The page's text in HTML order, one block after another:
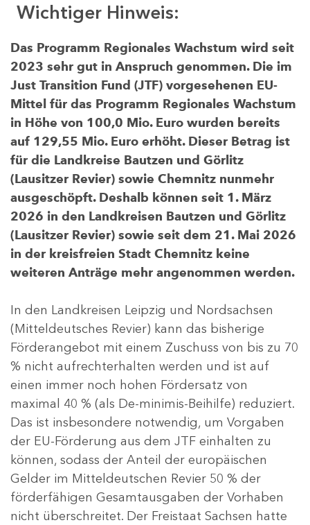
Wichtiger Hinweis:
Das Programm Regionales Wachstum wird seit
2023 sehr gut in Anspruch genommen. Die im
Just Transition Fund (JTF) vorgesehenen EU-
Mittel für das Programm Regionales Wachstum
in Höhe von 100,0 Mio. Euro wurden bereits
auf 129,55 Mio. Euro erhöht. Dieser Betrag ist
für die Landkreise Bautzen und Görlitz
(Lausitzer Revier) sowie Chemnitz nunmehr
ausgeschöpft. Deshalb können seit 1. März
2026 in den Landkreisen Bautzen und Görlitz
(Lausitzer Revier) sowie seit dem 21. Mai 2026
in der kreisfreien Stadt Chemnitz keine
weiteren Anträge mehr angenommen werden.
In den Landkreisen Leipzig und Nordsachsen
(Mitteldeutsches Revier) kann das bisherige
Förderangebot mit einem Zuschuss von bis zu 70
% nicht aufrechterhalten werden und ist auf
einen immer noch hohen Fördersatz von
maximal 40 % (als De-minimis-Beihilfe) reduziert.
Das ist insbesondere notwendig, um Vorgaben
der EU-Förderung aus dem JTF einhalten zu
können, sodass der Anteil der europäischen
Gelder im Mitteldeutschen Revier 50 % der
förderfähigen Gesamtausgaben der Vorhaben
nicht überschreitet. Der Freistaat Sachsen hatte